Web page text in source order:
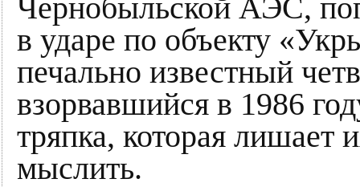
Чернобыльской АЭС,
в ударе по объекту
печально известный
взорвавшийся в 1986
тряпка, которая лишает
мыслить.